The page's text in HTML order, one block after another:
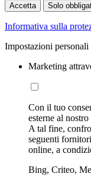
Accetta Solo
Informativa sulla
Impostazioni
Marketing
Con il tuo
esterne al
A tal fine,
seguenti
online, a
Bing, Criteo,